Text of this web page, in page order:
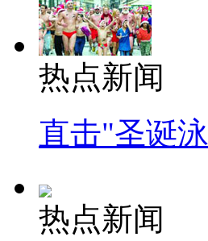
热点新闻
直击"圣诞
热点新闻